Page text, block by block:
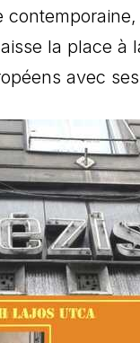
la place à
avec